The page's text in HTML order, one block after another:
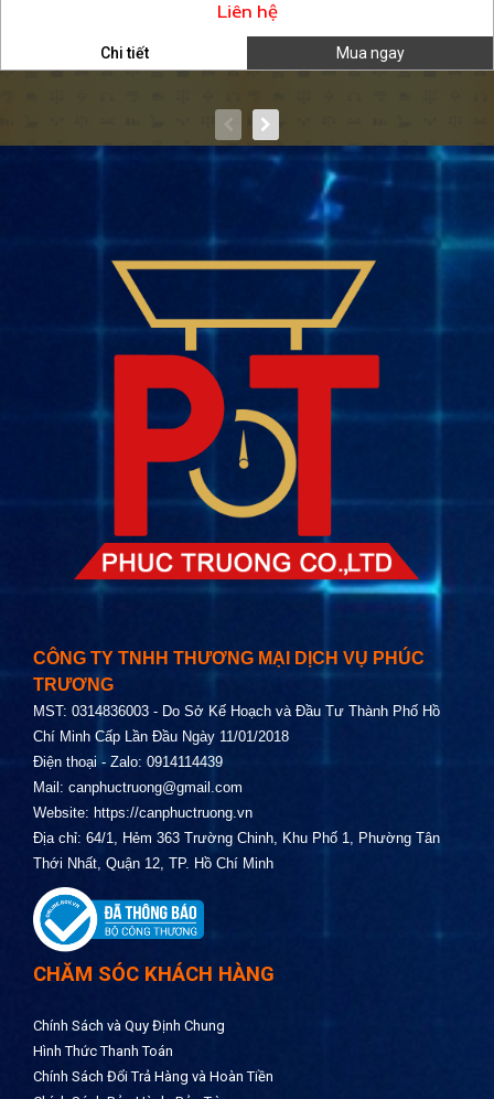
Liên hệ
Chi tiết Mua ngay
CÔNG TY TNHH THƯƠNG MẠI DỊCH VỤ PHÚC
TRƯƠNG
MST: 0314836003 - Do Sở Kế Hoạch và Đầu Tư Thành Phố Hồ
Chí Minh Cấp Lần Đầu Ngày 11/01/2018
Điện thoại - Zalo: 0914114439
Mail: canphuctruong@gmail.com
Website: https://canphuctruong.vn
Địa chỉ: 64/1, Hẻm 363 Trường Chinh, Khu Phố 1, Phường Tân
Thới Nhất, Quận 12, TP. Hồ Chí Minh
CHĂM SÓC KHÁCH HÀNG
Chính Sách và Quy Định Chung
Hình Thức Thanh Toán
Chính Sách Đổi Trả Hàng và Hoàn Tiền